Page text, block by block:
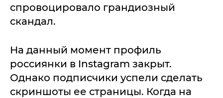
спровоцировало грандиозный
скандал.
На данный момент профиль
россиянки в Instagram закрыт.
Однако подписчики успели сделать
скриншоты ее страницы. Когда на